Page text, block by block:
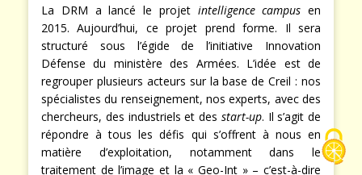
La DRM a lancé le projet intelligence campus en
2015. Aujourd’hui, ce projet prend forme. Il sera
structuré sous l’égide de l’initiative Innovation
Défense du ministère des Armées. L’idée est de
regrouper plusieurs acteurs sur la base de Creil : nos
spécialistes du renseignement, nos experts, avec des
chercheurs, des industriels et des start-up. Il s’agit de
répondre à tous les défis qui s’offrent à nous en
matière d’exploitation, notamment dans le
traitement de l’image et la « Geo-Int » – c’est-à-dire